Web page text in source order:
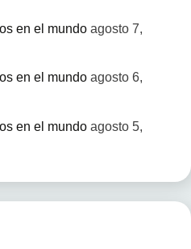
en el mundo agosto 7,
en el mundo agosto 6,
en el mundo agosto 5,